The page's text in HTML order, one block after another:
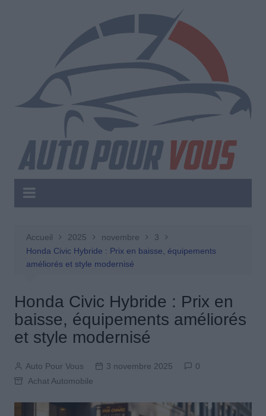
Accueil 2025 novembre
3
Honda Civic Hybride : Prix en baisse, équipements
améliorés et style modernisé
Honda Civic Hybride : Prix en
baisse, équipements améliorés
et style modernisé
Auto Pour Vous 3 novembre 2025
0
Achat Automobile